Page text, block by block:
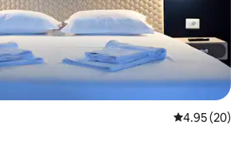
Ukadiriaji wa
4.95 (20)